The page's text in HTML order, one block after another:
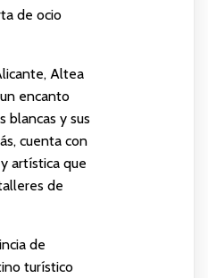
de ocio
Altea
encanto
blancas y sus
cuenta con
artística que
de
de
turístico